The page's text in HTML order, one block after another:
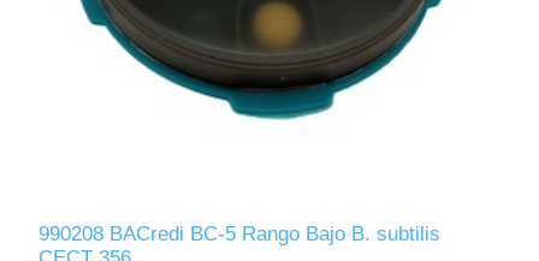
990208 BACredi BC-5 Rango Bajo B. subtilis